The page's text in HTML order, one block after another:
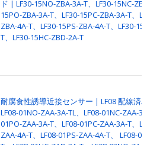
ド | LF30-15NO-ZBA-3A-T、LF30-15NC-
15PO-ZBA-3A-T、LF30-15PC-ZBA-3A-T、
ZBA-4A-T、LF30-15PS-ZBA-4A-T、LF30-
T、LF30-15HC-ZBD-2A-T
耐腐食性誘導近接センサー | LF08 配線済
LF08-01NO-ZAA-3A-TL、LF08-01NC-ZAA-
01PO-ZAA-3A-T、LF08-01PC-ZAA-3A-T、
ZAA-4A-T、LF08-01PS-ZAA-4A-T、 LF08-